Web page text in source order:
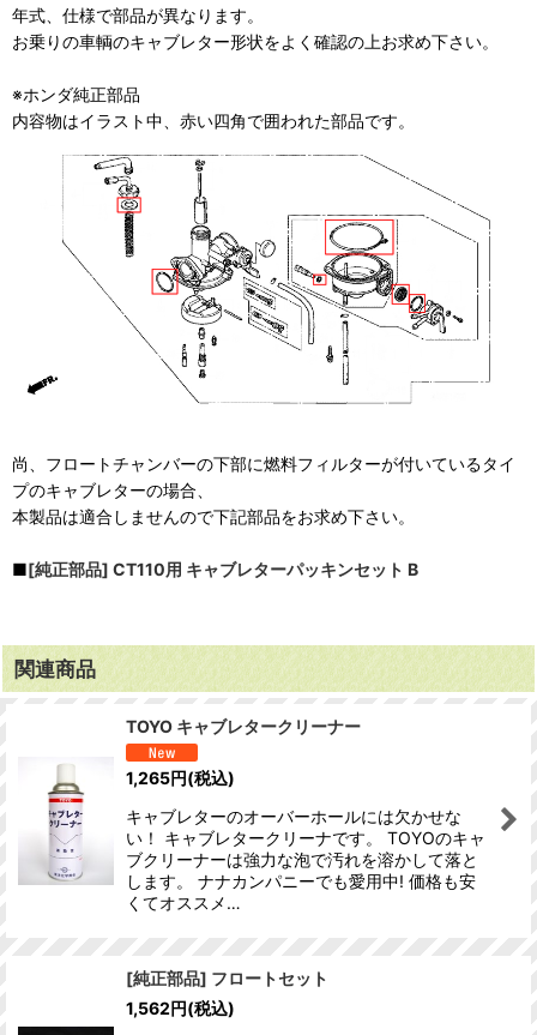
年式、仕様で部品が異なります。
お乗りの車輌のキャブレター形状をよく確認の上お求め下さい。
※ホンダ純正部品
内容物はイラスト中、赤い四角で囲われた部品です。
尚、フロートチャンバーの下部に燃料フィルターが付いているタイ
プのキャブレターの場合、
本製品は適合しませんので下記部品をお求め下さい。
■[純正部品] CT110用 キャブレターパッキンセット B
関連商品
TOYO キャブレタークリーナー
1,265円(税込)
キャブレターのオーバーホールには欠かせな
い！ キャブレタークリーナです。 TOYOのキャ
ブクリーナーは強力な泡で汚れを溶かして落と
します。 ナナカンパニーでも愛用中! 価格も安
くてオススメ…
[純正部品] フロートセット
1,562円(税込)